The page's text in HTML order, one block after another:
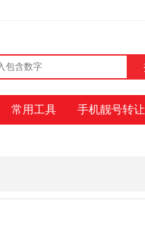
常用工具 手机靓号转让